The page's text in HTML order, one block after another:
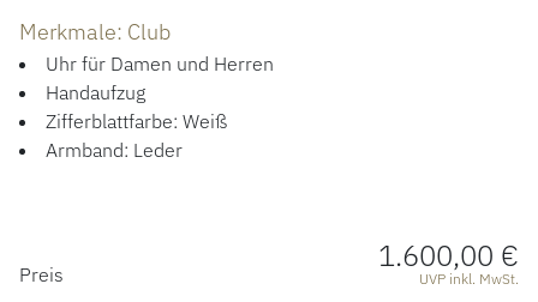
Merkmale: Club
Uhr für Damen und Herren
Handaufzug
Zifferblattfarbe: Weiß
Armband: Leder
PREISINFORMATIONEN
Preis 1.600,00 €
UVP inkl. MwSt.